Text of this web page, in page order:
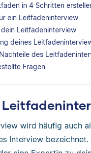
in 4 Schritten
ein Leitfadeninterview
Leitfadeninterview
deines
des
Fragen
wird häufig auch
Interview bezeichnet.